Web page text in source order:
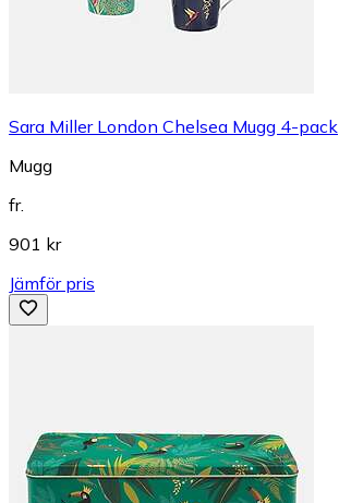
Sara Miller London Chelsea Mugg 4-pack
Mugg
fr.
901 kr
Jämför pris